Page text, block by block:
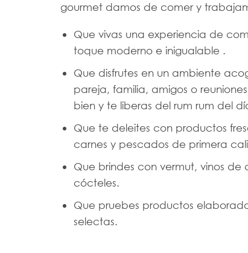
gourmet damos de comer y
Que vivas una experiencia de
toque moderno e inigualable .
Que disfrutes en un ambiente
pareja, familia, amigos o
bien y te liberas del rum rum del
Que te deleites con productos
carnes y pescados de primera
Que brindes con vermut, vinos
cócteles.
Que pruebes productos
selectas.